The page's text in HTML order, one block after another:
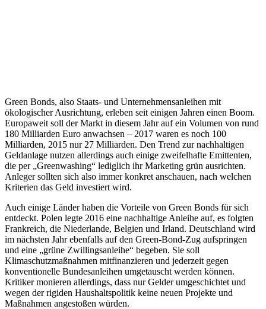
Green Bonds, also Staats- und Unternehmensanleihen mit
ökologischer Ausrichtung, erleben seit einigen Jahren einen Boom.
Europaweit soll der Markt in diesem Jahr auf ein Volumen von rund
180 Milliarden Euro anwachsen – 2017 waren es noch 100
Milliarden, 2015 nur 27 Milliarden. Den Trend zur nachhaltigen
Geldanlage nutzen allerdings auch einige zweifelhafte Emittenten,
die per „Greenwashing“ lediglich ihr Marketing grün ausrichten.
Anleger sollten sich also immer konkret anschauen, nach welchen
Kriterien das Geld investiert wird.
Auch einige Länder haben die Vorteile von Green Bonds für sich
entdeckt. Polen legte 2016 eine nachhaltige Anleihe auf, es folgten
Frankreich, die Niederlande, Belgien und Irland. Deutschland wird
im nächsten Jahr ebenfalls auf den Green-Bond-Zug aufspringen
und eine „grüne Zwillingsanleihe“ begeben. Sie soll
Klimaschutzmaßnahmen mitfinanzieren und jederzeit gegen
konventionelle Bundesanleihen umgetauscht werden können.
Kritiker monieren allerdings, dass nur Gelder umgeschichtet und
wegen der rigiden Haushaltspolitik keine neuen Projekte und
Maßnahmen angestoßen würden.